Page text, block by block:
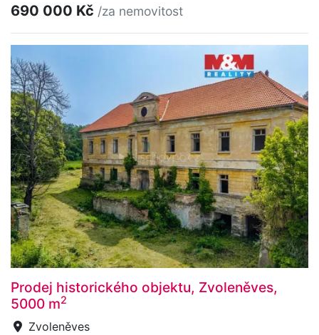
690 000 Kč /za nemovitost
Prodej historického objektu, Zvoleněves,
5000 m2
Zvoleněves